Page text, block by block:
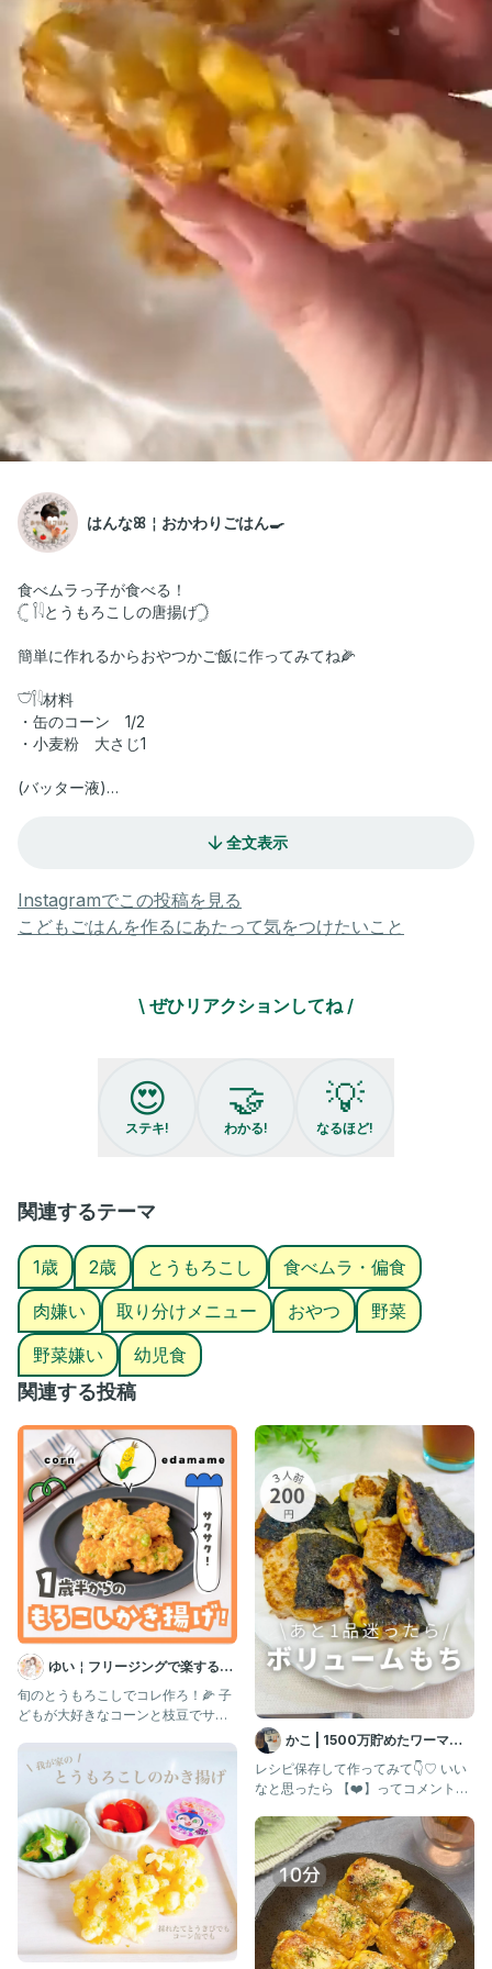
はんなꕤ︎︎￤おかわりごはん🍳
食べムラっ子が食べる！
𓊆 𓌉𓇋とうもろこしの唐揚げ𓊇
簡単に作れるからおやつかご飯に作ってみてね🌽
𓎩𓌉𓇋材料
・缶のコーン 1/2
・小麦粉 大さじ1
(バッター液)
𓎡⡱作り方
❶バッター液を作る
⭐️今回はお煎餅みたいにしたくて薄く少ない油で揚げたけど、多め
の油で丸く揚げるとくら寿司のとうもろこしの唐揚げみたいにな
𓂃 𓈒𓏸𑁍‬- ̗̀ 𝚃𝚑𝚊𝚗𝚔 𝚢𝚘𝚞 ̖́-𑁍‬𓏸𓈒‬‬ 𓂃
いつも見て下さりありがとうございます·͜· ꕤ︎︎
令和4年女の子ベビーの母、はんなです！
❤️、コメント、保存、DMいつもとっても励みになります！ありが
とうございます🫧🤍🧸
簡単に作れるおやつや、砂糖不使用のおやつ、野菜嫌いでも食べ
れるごはんなどを紹介しています☺️
２歳👧🏻 ꒱ 少食・お肉嫌い我が娘
１歳🧒🏻 ꒱ 大食い・野菜嫌い甥っ子
2人が美味しく食べれるご飯やおやつを模索中🍳
もしよかったら是非フォローしてみてください̗̀ ꪔ̤̥ꪔ̤̮ꪔ̤̫ ̖́-🤍̗̀ ꪔ̤̥ꪔ̤̮ꪔ̤̫ ̖́-
﹏﹏﹏﹏﹏﹏﹏﹏﹏﹏
#幼児食 #幼児食アカウント #幼児食レシピ
#１歳 #１歳半 #１歳6ヶ月 #２歳 #１歳ごはん #２歳ごは
ん #こどもごはん #おやつ #手作りおやつ #てづくりごは
ん #こどもごはん #おうちごはん #ズボラ飯 #ズボラご飯
#取り分け幼児食 #幼児食メニュー #偏食
#ベビーマム #離乳食レシピ研究所
全文表示
Instagramでこの投稿を見る
こどもごはんを作るにあたって気をつけたいこと
\ ぜひリアクションしてね /
😍
ステキ!
🤝
わかる!
💡
なるほど!
関連するテーマ
1歳 2歳 とうもろこし
食べムラ・偏食
肉嫌い
取り分けメニュー おやつ
野菜
野菜嫌い
幼児食
関連する投稿
ゆい￤フリージングで楽する離
乳食 幼児食 | 簡単作りおき
旬のとうもろこしでコレ作ろ！🌽 子
どもが大好きなコーンと枝豆でサク
かこ | 1500万貯めたワーママ
の節約ごはん
レシピ保存して作ってみて👇♡ いい
なと思ったら 【❤️】ってコメントく